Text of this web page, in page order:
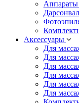
Аппараты
Аксессуары
Для
Для
Для
Для
Для
Для